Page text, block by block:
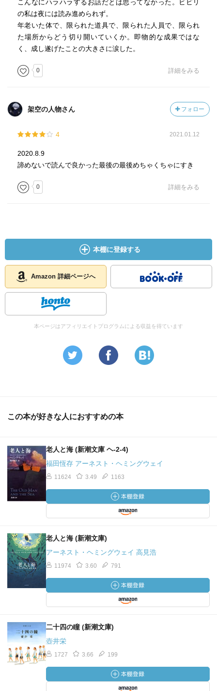
こんなにハラハラするお話だとは思ってなかった。ビビリ
の私は夜には読み進められず。
年老いた体で、限られた道具で、限られた人員で、限られ
た場所からどう切り開いていくか。即物的な成果ではな
く、成し遂げたことの大きさに涙した。
0 詳細をみる
架空の人物さん フォロー
4 2021.01.12
2020.8.9
諦めないで読んで良かった最後の最後めちゃくちゃにすき
0 詳細をみる
本棚に登録する
Amazon 詳細ページへ
本ページはアフィリエイトプログラムによる収益を得ています
この本が好きな人におすすめの本
老人と海 (新潮文庫 ヘ-2-4)
福田恆存 アーネスト・ヘミングウェイ
11624 3.49 1163
老人と海 (新潮文庫)
アーネスト・ヘミングウェイ 高見浩
11974 3.60 791
二十四の瞳 (新潮文庫)
壺井栄
1727 3.66 199